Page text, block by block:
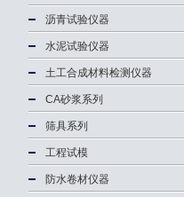
沥青试验仪器
水泥试验仪器
土工合成材料检测仪器
CA砂浆系列
筛具系列
工程试模
防水卷材仪器